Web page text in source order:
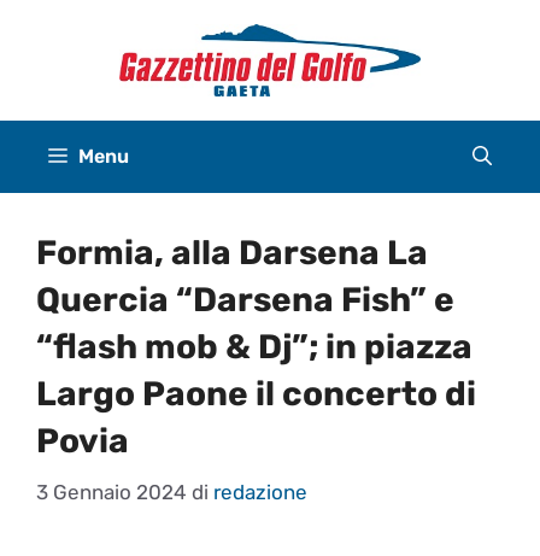
Menu
Formia, alla Darsena La
Quercia “Darsena Fish” e
“flash mob & Dj”; in piazza
Largo Paone il concerto di
Povia
3 Gennaio 2024 di redazione